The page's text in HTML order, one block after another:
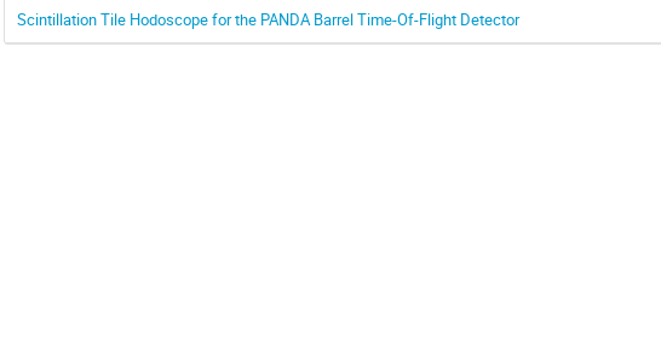
Scintillation Tile Hodoscope for the PANDA Barrel Time-Of-Flight Detector